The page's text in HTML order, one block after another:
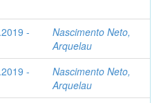
-
Nascimento Neto,
Arquelau
-
Nascimento Neto,
Arquelau